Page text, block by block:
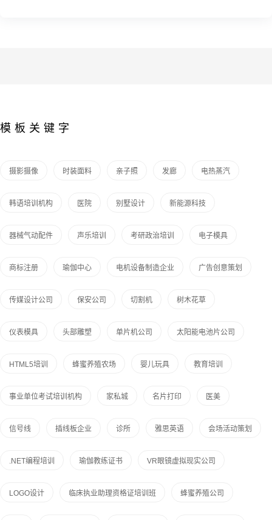
模板关键字
摄影摄像 时装面料 亲子照 发廊 电热蒸汽
韩语培训机构 医院 别墅设计 新能源科技
器械气动配件 声乐培训 考研政治培训 电子模具
商标注册 瑜伽中心 电机设备制造企业 广告创意策划
传媒设计公司 保安公司 切割机 树木花草
仪表模具 头部雕塑 单片机公司 太阳能电池片公司
HTML5培训 蜂蜜养殖农场 婴儿玩具 教育培训
事业单位考试培训机构 家私城 名片打印 医美
信号线 插线板企业 诊所 雅思英语 会场活动策划
.NET编程培训 瑜伽教练证书 VR眼镜虚拟现实公司
LOGO设计 临床执业助理资格证培训班 蜂蜜养殖公司